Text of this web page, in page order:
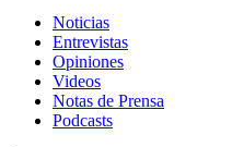
Noticias
Entrevistas
Opiniones
Videos
Notas de Prensa
Podcasts